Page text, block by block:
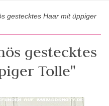
gestecktes Haar mit üppiger
gestecktes
Tolle"